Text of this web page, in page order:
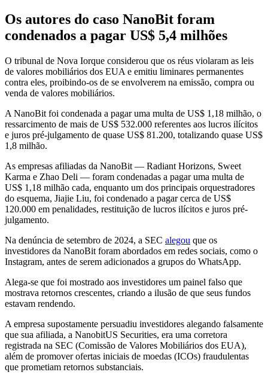
Os autores do caso NanoBit foram
condenados a pagar US$ 5,4 milhões
O tribunal de Nova Iorque considerou que os réus violaram as leis
de valores mobiliários dos EUA e emitiu liminares permanentes
contra eles, proibindo-os de se envolverem na emissão, compra ou
venda de valores mobiliários.
A NanoBit foi condenada a pagar uma multa de US$ 1,18 milhão, o
ressarcimento de mais de US$ 532.000 referentes aos lucros ilícitos
e juros pré-julgamento de quase US$ 81.200, totalizando quase US$
1,8 milhão.
As empresas afiliadas da NanoBit — Radiant Horizons, Sweet
Karma e Zhao Deli — foram condenadas a pagar uma multa de
US$ 1,18 milhão cada, enquanto um dos principais orquestradores
do esquema, Jiajie Liu, foi condenado a pagar cerca de US$
120.000 em penalidades, restituição de lucros ilícitos e juros pré-
julgamento.
Na denúncia de setembro de 2024, a SEC alegou que os
investidores da NanoBit foram abordados em redes sociais, como o
Instagram, antes de serem adicionados a grupos do WhatsApp.
Alega-se que foi mostrado aos investidores um painel falso que
mostrava retornos crescentes, criando a ilusão de que seus fundos
estavam rendendo.
A empresa supostamente persuadiu investidores alegando falsamente
que sua afiliada, a NanobitUS Securities, era uma corretora
registrada na SEC (Comissão de Valores Mobiliários dos EUA),
além de promover ofertas iniciais de moedas (ICOs) fraudulentas
que prometiam retornos substanciais.